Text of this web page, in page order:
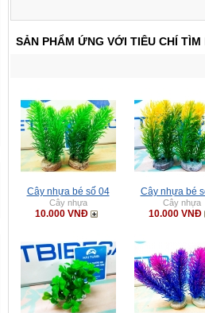
SẢN PHẨM ỨNG VỚI TIÊU CHÍ TÌM
Cây nhựa bé số 04
Cây nhựa
10.000 VNĐ
Cây nhựa bé
Cây nhựa
10.000 VNĐ